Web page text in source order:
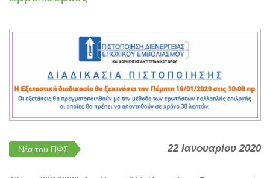
Νέα του ΠΦΣ 22 Ιανουαρίου 2020